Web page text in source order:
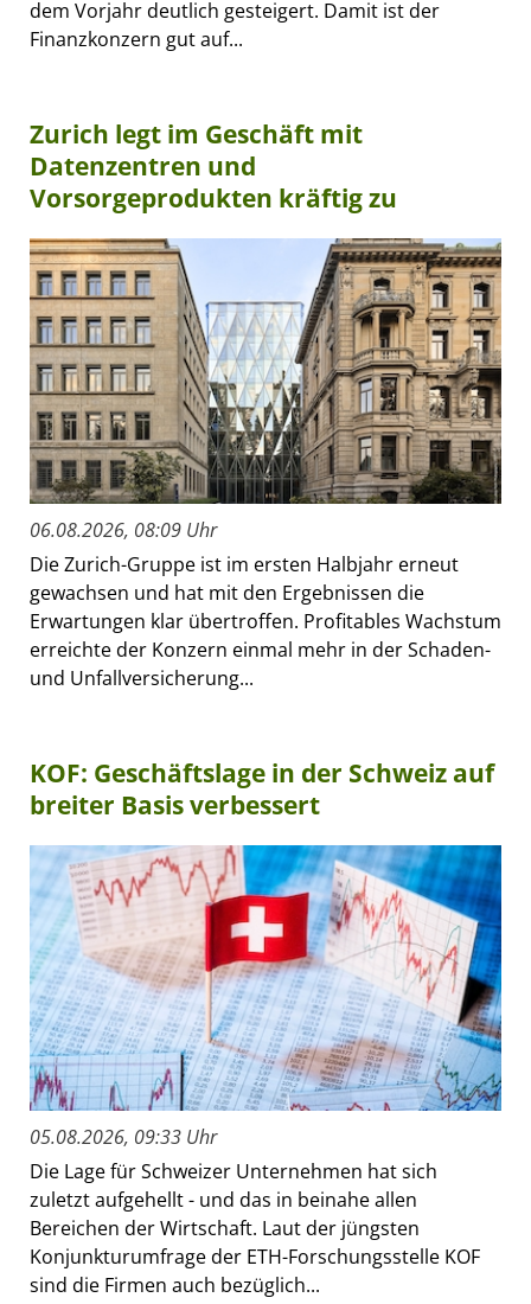
dem Vorjahr deutlich gesteigert. Damit ist der
Finanzkonzern gut auf...
Zurich legt im Geschäft mit
Datenzentren und
Vorsorgeprodukten kräftig zu
06.08.2026, 08:09 Uhr
Die Zurich-Gruppe ist im ersten Halbjahr erneut
gewachsen und hat mit den Ergebnissen die
Erwartungen klar übertroffen. Profitables Wachstum
erreichte der Konzern einmal mehr in der Schaden-
und Unfallversicherung...
KOF: Geschäftslage in der Schweiz auf
breiter Basis verbessert
05.08.2026, 09:33 Uhr
Die Lage für Schweizer Unternehmen hat sich
zuletzt aufgehellt - und das in beinahe allen
Bereichen der Wirtschaft. Laut der jüngsten
Konjunkturumfrage der ETH-Forschungsstelle KOF
sind die Firmen auch bezüglich...